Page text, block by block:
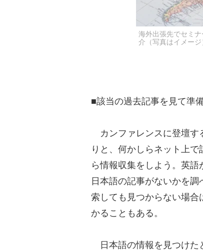
海外出張先でセミ
介（写真はイメージ
■該当の過去記事を見て準
カンファレンスに登壇す
りと、何かしらネット上
ら情報収集をしよう。英語
日本語の記事がないかを
索しても見つからない場
かることもある。
日本語の情報を見つけた